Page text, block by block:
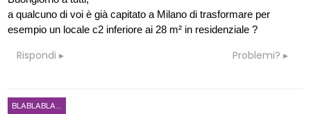
a qualcuno di voi è già capitato a Milano di trasformare per
esempio un locale c2 inferiore ai 28 m² in residenziale ?
Rispondi Problemi?
BLABLABLA...